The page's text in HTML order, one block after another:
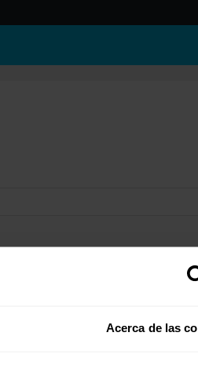
Acerca de las